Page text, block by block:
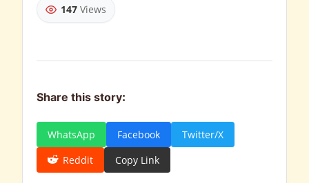
147 Views
Share this story:
WhatsApp Facebook
Twitter/X
Reddit
Copy Link